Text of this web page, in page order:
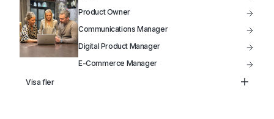
Product Owner
Communications Manager
Digital Product Manager
E-Commerce Manager
Visa fler